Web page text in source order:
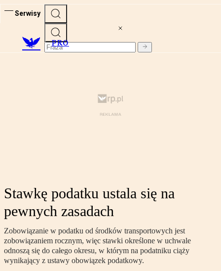
Serwisy
PRO
Stawkę podatku ustala się na
pewnych zasadach
Zobowiązanie w podatku od środków transportowych jest
zobowiązaniem rocznym, więc stawki określone w uchwale
odnoszą się do całego okresu, w którym na podatniku ciąży
wynikający z ustawy obowiązek podatkowy.